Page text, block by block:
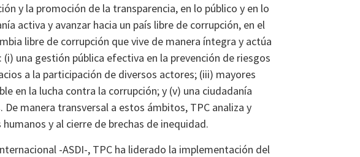
y la promoción de la transparencia, en lo público y en lo
activa y avanzar hacia un país libre de corrupción, en el
libre de corrupción que vive de manera íntegra y actúa
una gestión pública efectiva en la prevención de riesgos
a la participación de diversos actores; (iii) mayores
en la lucha contra la corrupción; y (v) una ciudadanía
manera transversal a estos ámbitos, TPC analiza y
y al cierre de brechas de inequidad.
-ASDI-, TPC ha liderado la implementación del